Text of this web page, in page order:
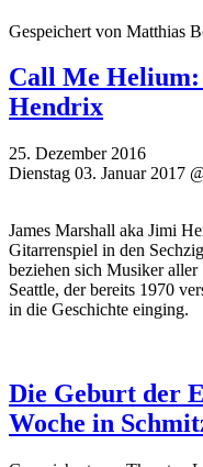
Gespeichert von Matthias
Call Me
Hendrix
25. Dezember 2016
Dienstag 03. Januar 2017
James Marshall aka Jimi
Gitarrenspiel in den
beziehen sich Musiker
Seattle, der bereits 1970
in die Geschichte einging.
Die Geburt der
Woche in